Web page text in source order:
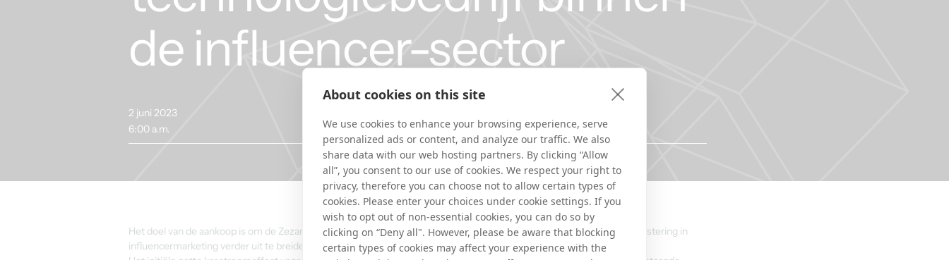
de influencer-sector
2 juni 2023
6:00 a.m.
Het doel van de aankoop is om de Zezam-activiteiten te integreren met Tradedoublers-dochter Metapic AB en de investering in
influencermarketing verder uit te breiden.
About cookies on this site
We use cookies to enhance your browsing experience, serve
personalized ads or content, and analyze our traffic. We also
share data with our web hosting partners. By clicking “Allow
all”, you consent to our use of cookies. We respect your right to
privacy, therefore you can choose not to allow certain types of
cookies. Please enter your choices under cookie settings. If you
wish to opt out of non-essential cookies, you can do so by
clicking on “Deny all". However, please be aware that blocking
certain types of cookies may affect your experience with the